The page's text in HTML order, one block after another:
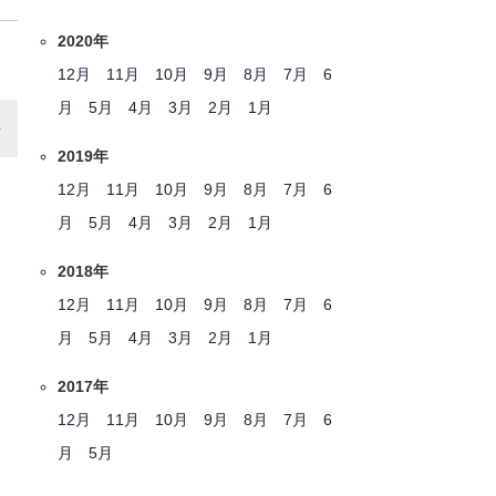
2020年
12月
11月 10月 9月 8月 7月
6
月
5月 4月 3月 2月 1月
2019年
12月
11月 10月 9月 8月 7月
6
月
5月 4月 3月 2月 1月
2018年
12月
11月 10月 9月 8月 7月
6
月
5月 4月 3月 2月 1月
2017年
12月
11月 10月 9月 8月 7月
6
月
5月